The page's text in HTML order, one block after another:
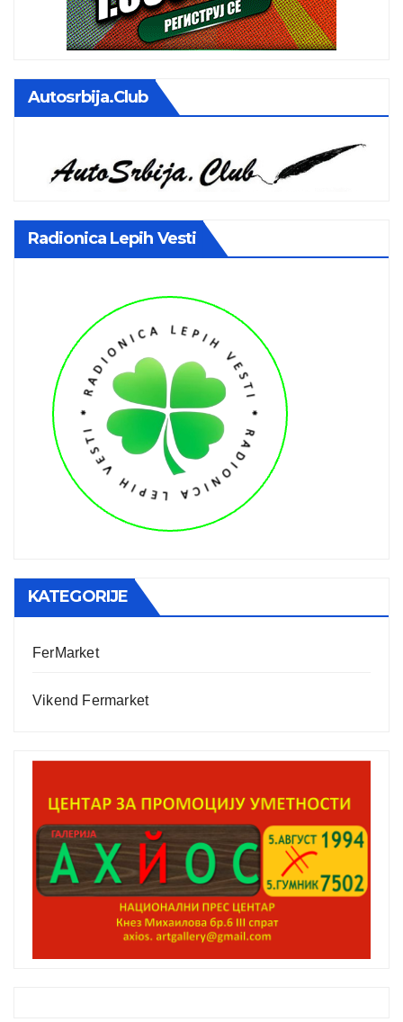
Autosrbija.club
Radionica Lepih Vesti
KATEGORIJE
FerMarket
Vikend Fermarket